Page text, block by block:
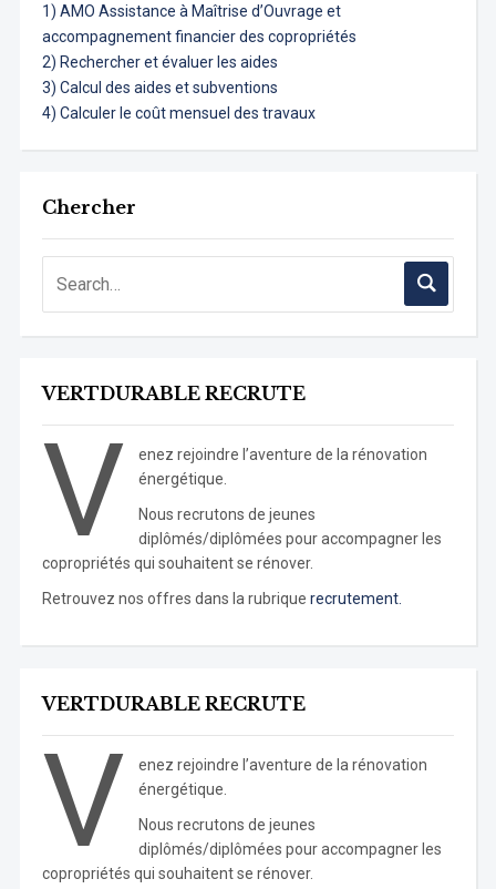
1) AMO Assistance à Maîtrise d’Ouvrage et
accompagnement financier des copropriétés
2) Rechercher et évaluer les aides
3) Calcul des aides et subventions
4) Calculer le coût mensuel des travaux
Chercher
VERTDURABLE RECRUTE
V
enez rejoindre l’aventure de la rénovation
énergétique.
Nous recrutons de jeunes
diplômés/diplômées pour accompagner les
copropriétés qui souhaitent se rénover.
Retrouvez nos offres dans la rubrique recrutement.
VERTDURABLE RECRUTE
V
enez rejoindre l’aventure de la rénovation
énergétique.
Nous recrutons de jeunes
diplômés/diplômées pour accompagner les
copropriétés qui souhaitent se rénover.